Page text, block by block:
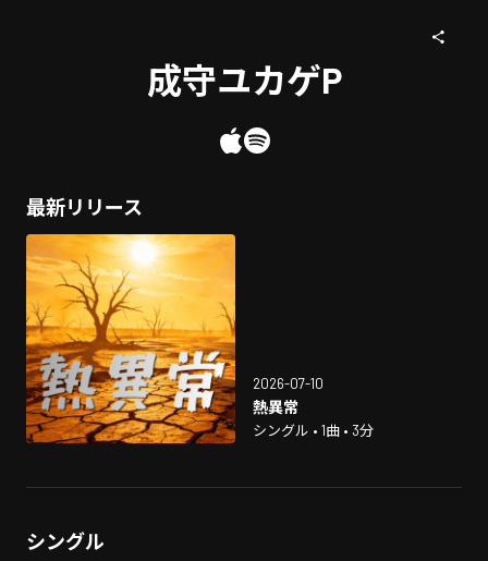
成守ユカゲP
最新リリース
2026-07-10
熱異常
シングル • 1曲 • 3分
シングル